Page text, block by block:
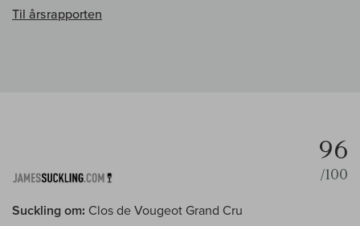
Til årsrapporten
96
/100
Suckling om: Clos de Vougeot Grand Cru